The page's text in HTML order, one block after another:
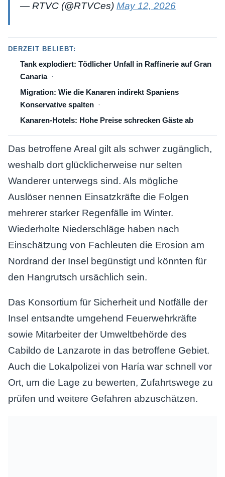
— RTVC (@RTVCes) May 12, 2026
DERZEIT BELIEBT:
Tank explodiert: Tödlicher Unfall in Raffinerie auf Gran
Canaria
Migration: Wie die Kanaren indirekt Spaniens
Konservative spalten
Kanaren-Hotels: Hohe Preise schrecken Gäste ab
Das betroffene Areal gilt als schwer zugänglich,
weshalb dort glücklicherweise nur selten
Wanderer unterwegs sind. Als mögliche
Auslöser nennen Einsatzkräfte die Folgen
mehrerer starker Regenfälle im Winter.
Wiederholte Niederschläge haben nach
Einschätzung von Fachleuten die Erosion am
Nordrand der Insel begünstigt und könnten für
den Hangrutsch ursächlich sein.
Das Konsortium für Sicherheit und Notfälle der
Insel entsandte umgehend Feuerwehrkräfte
sowie Mitarbeiter der Umweltbehörde des
Cabildo de Lanzarote in das betroffene Gebiet.
Auch die Lokalpolizei von Haría war schnell vor
Ort, um die Lage zu bewerten, Zufahrtswege zu
prüfen und weitere Gefahren abzuschätzen.